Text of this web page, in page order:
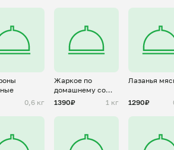
0,6 кг
Жаркое по
домашнему со
свининой
1390₽ 1 кг
Лазанья
1290₽